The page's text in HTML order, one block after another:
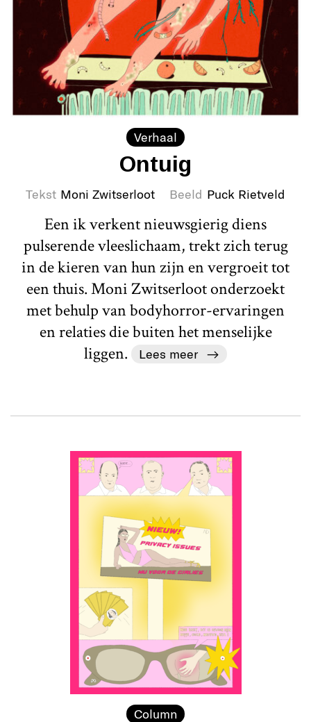
Verhaal
Ontuig
Tekst Moni Zwitserloot Beeld Puck Rietveld
Een ik verkent nieuwsgierig diens
pulserende vleeslichaam, trekt zich terug
in de kieren van hun zijn en vergroeit tot
een thuis. Moni Zwitserloot onderzoekt
met behulp van bodyhorror-ervaringen
en relaties die buiten het menselijke
liggen.
Lees meer
Column